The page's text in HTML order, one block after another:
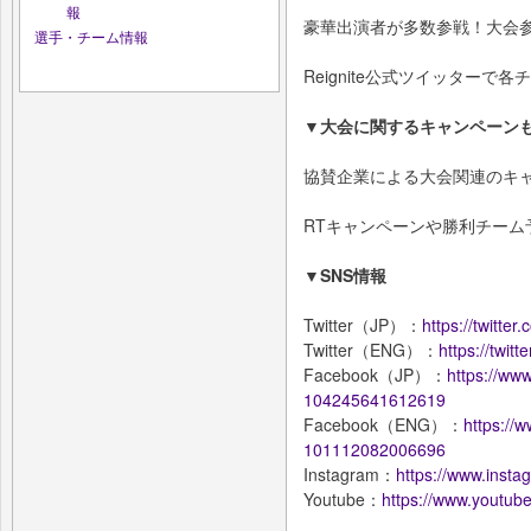
報
選手・チーム情報
豪華出演者が多数参戦！大会
Reignite公式ツイッターで各
▼大会に関するキャンペーン
協賛企業による大会関連のキ
RTキャンペーンや勝利チー
▼SNS情報
Twitter（JP）： https://
Twitter（ENG）： https://
Facebook（JP）： https://
104245641612619
Facebook（ENG）： https://
101112082006696
Instagram： https://
Youtube： https://